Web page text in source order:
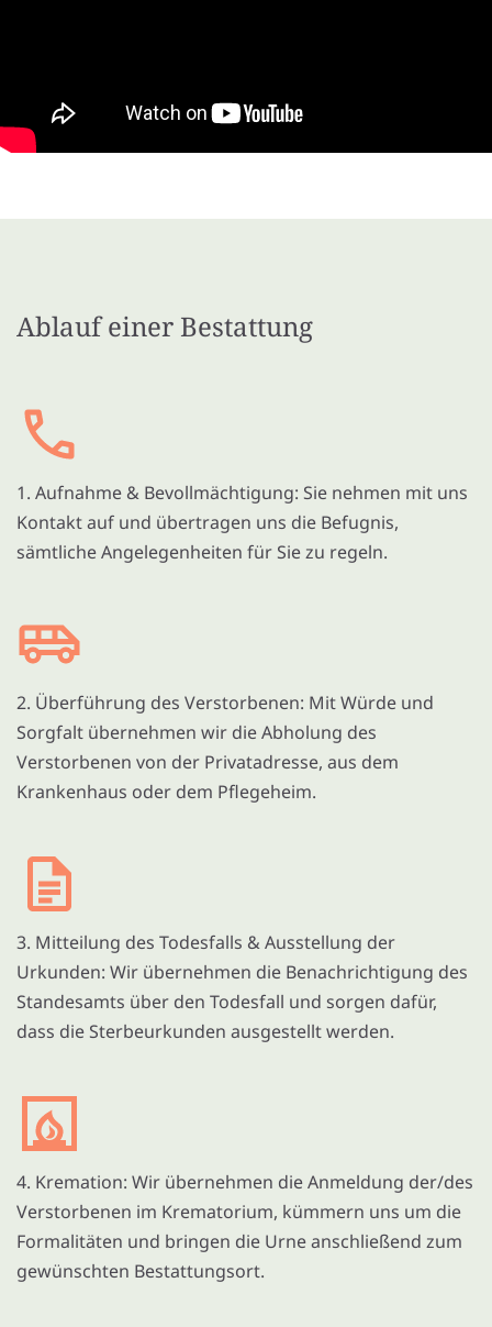
Ablauf einer Bestattung
1. Aufnahme & Bevollmächtigung: Sie nehmen mit uns
Kontakt auf und übertragen uns die Befugnis,
sämtliche Angelegenheiten für Sie zu regeln.
2. Überführung des Verstorbenen: Mit Würde und
Sorgfalt übernehmen wir die Abholung des
Verstorbenen von der Privatadresse, aus dem
Krankenhaus oder dem Pflegeheim.
3. Mitteilung des Todesfalls & Ausstellung der
Urkunden: Wir übernehmen die Benachrichtigung des
Standesamts über den Todesfall und sorgen dafür,
dass die Sterbeurkunden ausgestellt werden.
4. Kremation: Wir übernehmen die Anmeldung der/des
Verstorbenen im Krematorium, kümmern uns um die
Formalitäten und bringen die Urne anschließend zum
gewünschten Bestattungsort.